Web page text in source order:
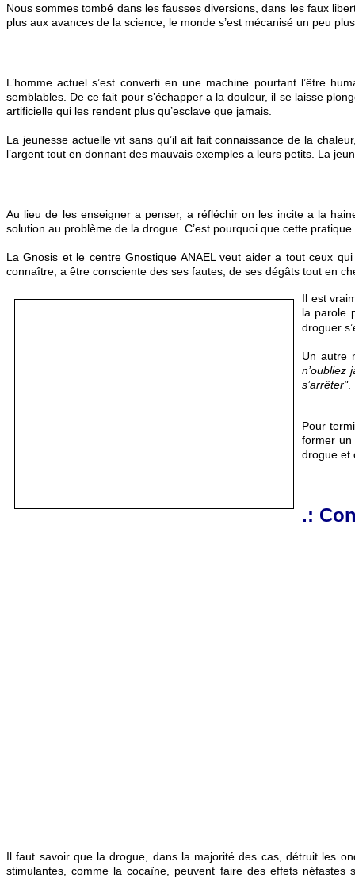
Nous sommes tombé dans les fausses diversions, dans les faux
plus aux avances de la science, le monde s’est mécanisé un peu
L’homme actuel s’est converti en une machine pourtant l’être
semblables. De ce fait pour s’échapper a la douleur, il se laisse
artificielle qui les rendent plus qu’esclave que jamais.
La jeunesse actuelle vit sans qu’il ait fait connaissance de la
l’argent tout en donnant des mauvais exemples a leurs petits. La
Au lieu de les enseigner a penser, a réfléchir on les incite a la
solution au problème de la drogue. C’est pourquoi que cette
La Gnosis et le centre Gnostique ANAEL veut aider a tout ceux
connaître, a être consciente des ses fautes, de ses dégâts tout en
Il est
la parole
droguer
Un autre
s’arrêter".
Pour
former un
drogue et
.:
Il faut savoir que la drogue, dans la majorité des cas, détruit les
stimulantes, comme la cocaïne, peuvent faire des effets